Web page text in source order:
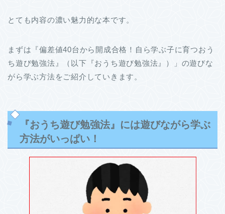
とても内容の濃い魅力的な本です。
まずは『偏差値40台から開成合格！自ら学ぶ子に育つおう
ち遊び勉強法』（以下『おうち遊び勉強法』）」の遊びな
がら学ぶ方法をご紹介していきます。
『おうち遊び勉強法』には遊びながら学ぶ
方法がいっぱい！